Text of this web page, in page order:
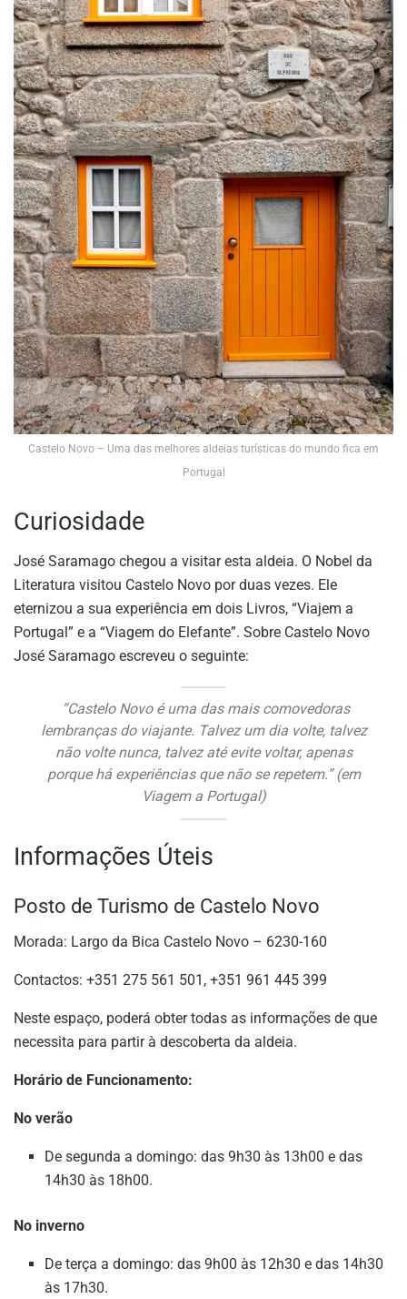
Castelo Novo – Uma das melhores aldeias turísticas do mundo fica em
Portugal
Curiosidade
José Saramago chegou a visitar esta aldeia. O Nobel da
Literatura visitou Castelo Novo por duas vezes. Ele
eternizou a sua experiência em dois Livros, “Viajem a
Portugal” e a “Viagem do Elefante”. Sobre Castelo Novo
José Saramago escreveu o seguinte:
“Castelo Novo é uma das mais comovedoras
lembranças do viajante. Talvez um dia volte, talvez
não volte nunca, talvez até evite voltar, apenas
porque há experiências que não se repetem.” (em
Viagem a Portugal)
Informações Úteis
Posto de Turismo de Castelo Novo
Morada: Largo da Bica Castelo Novo – 6230-160
Contactos: +351 275 561 501, +351 961 445 399
Neste espaço, poderá obter todas as informações de que
necessita para partir à descoberta da aldeia.
Horário de Funcionamento:
No verão
De segunda a domingo: das 9h30 às 13h00 e das
14h30 às 18h00.
No inverno
De terça a domingo: das 9h00 às 12h30 e das 14h30
às 17h30.